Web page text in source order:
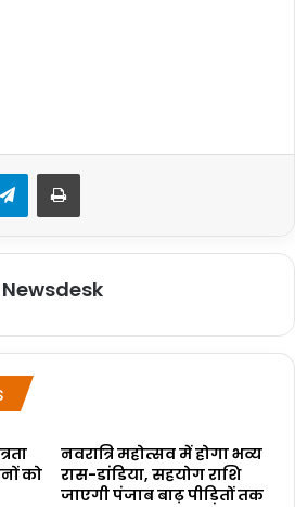
Telegram
Newsdesk
को
नवरात्रि महोत्सव में होगा भव्य
रास-डांडिया, सहयोग राशि
जाएगी पंजाब बाढ़ पीड़ितों तक